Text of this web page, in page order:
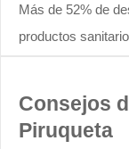
Más de 52% de
productos
Consejos
Piruqueta